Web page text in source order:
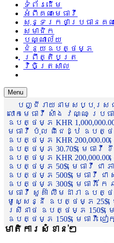
ទំព័រដើម
អំពីគណៈមេធាវី
សុន្ទរកថាប្រធានគណៈ
សមាជិក
បណ្ណាល័យ
ជំនួយឧបត្ថម្ភ
ព្រឹត្តិបត្រ
វិចិត្រសាល
Menu
បញ្ជីរាយនាមសប្បុរសជន
លោកមេធាវី សាំង វណ្ណៈ ប្
ឧបត្ថម្ភ KHR
មេធាវី ប៉ុល ពិជេដ្ឋ ឧបត្ថម្
ឧបត្ថម្ភ KHR
ឧបត្ថម្ភ 30.70$, មេធាវី
ឧបត្ថម្ភ KHR
ឧបត្ថម្ភ 50$, មេធាវី ជា
ឧបត្ថម្ភ 500$, មេធាវី
ឧបត្ថម្ភ 300$, មេធាវី ក
មេធាវី សួគ៌ា លឹមដារា ឧបត្
មូសេ្សន្នី ឧបត្ថម្ភ 25$, ម
ស្រីនាថ ឧបត្ថម្ភ 150$, ម
ឧបត្ថម្ភ 150$, មេធាវី ជ
មាតិការសំខាន់ៗ